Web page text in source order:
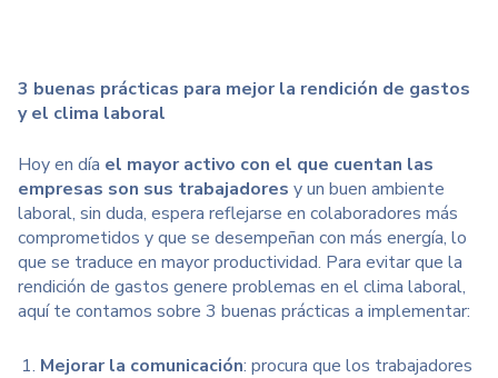
3 buenas prácticas para mejor la rendición de gastos
y el clima laboral
Hoy en día el mayor activo con el que cuentan las
empresas son sus trabajadores y un buen ambiente
laboral, sin duda, espera reflejarse en colaboradores más
comprometidos y que se desempeñan con más energía, lo
que se traduce en mayor productividad. Para evitar que la
rendición de gastos genere problemas en el clima laboral,
aquí te contamos sobre 3 buenas prácticas a implementar:
Mejorar la comunicación: procura que los trabajadores